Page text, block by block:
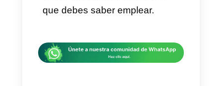
negocio. Es indispensable
configurarlos correctamente